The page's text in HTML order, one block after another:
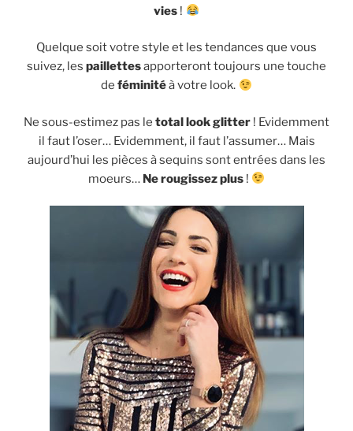
vies !
Quelque soit votre style et les tendances que vous
suivez, les paillettesapporteront toujours une touche
deféminitéà votre look.
Ne sous-estimez pas le total look glitter ! Evidemment
il faut l’oser… Evidemment, il faut l’assumer… Mais
aujourd’hui les pièces à sequins sont entrées dans les
moeurs… Ne rougissez plus!